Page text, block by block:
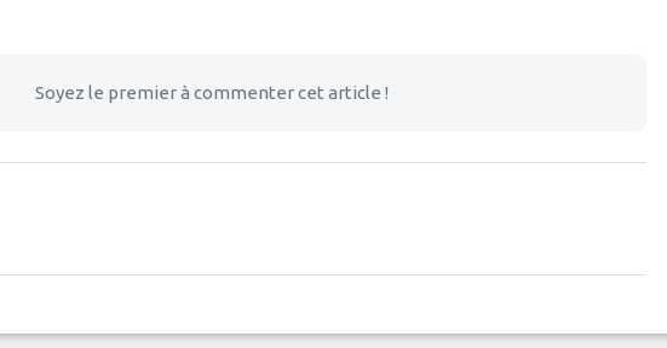
Soyez le premier à commenter cet article !